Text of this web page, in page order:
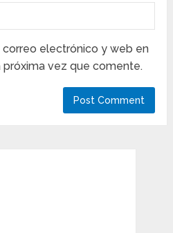
correo electrónico y web en
vez que comente.